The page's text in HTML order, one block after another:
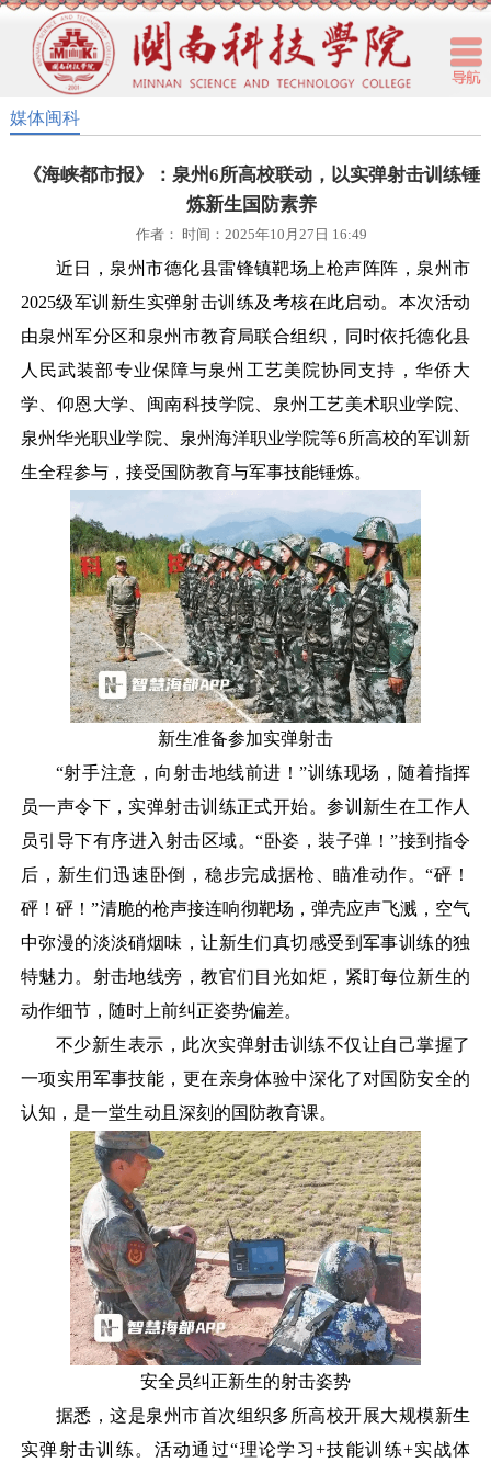
媒体闽科
《海峡都市报》：泉州6所高校联动，以实弹射击训练锤
炼新生国防素养
作者： 时间：2025年10月27日 16:49
近日，泉州市德化县雷锋镇靶场上枪声阵阵，泉州市
2025级军训新生实弹射击训练及考核在此启动。本次活动
由泉州军分区和泉州市教育局联合组织，同时依托德化县
人民武装部专业保障与泉州工艺美院协同支持，华侨大
学、仰恩大学、闽南科技学院、泉州工艺美术职业学院、
泉州华光职业学院、泉州海洋职业学院等6所高校的军训新
生全程参与，接受国防教育与军事技能锤炼。
新生准备参加实弹射击
“射手注意，向射击地线前进！”训练现场，随着指挥
员一声令下，实弹射击训练正式开始。参训新生在工作人
员引导下有序进入射击区域。“卧姿，装子弹！”接到指令
后，新生们迅速卧倒，稳步完成据枪、瞄准动作。“砰！
砰！砰！”清脆的枪声接连响彻靶场，弹壳应声飞溅，空气
中弥漫的淡淡硝烟味，让新生们真切感受到军事训练的独
特魅力。射击地线旁，教官们目光如炬，紧盯每位新生的
动作细节，随时上前纠正姿势偏差。
不少新生表示，此次实弹射击训练不仅让自己掌握了
一项实用军事技能，更在亲身体验中深化了对国防安全的
认知，是一堂生动且深刻的国防教育课。
安全员纠正新生的射击姿势
据悉，这是泉州市首次组织多所高校开展大规模新生
实弹射击训练。活动通过“理论学习+技能训练+实战体